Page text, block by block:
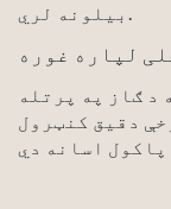
بیلونه لري.
لپاره غوره
د ګاز په پرتله
دقیق کنټرول